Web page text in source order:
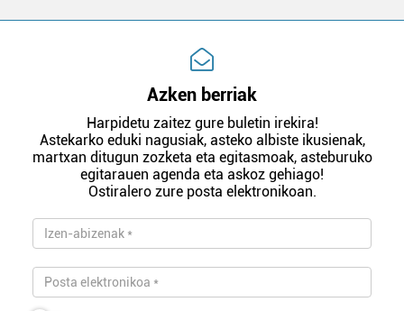
Azken berriak
Harpidetu zaitez gure buletin irekira!
Astekarko eduki nagusiak, asteko albiste ikusienak,
martxan ditugun zozketa eta egitasmoak, asteburuko
egitarauen agenda eta askoz gehiago!
Ostiralero zure posta elektronikoan.